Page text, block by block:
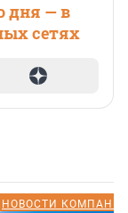
дня — в
сетях
НОВОСТИ